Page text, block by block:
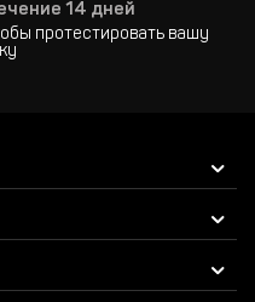
14 дней
протестировать вашу